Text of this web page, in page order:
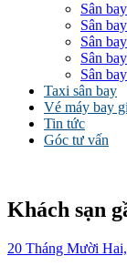
Sân
Sân
Sân
Sân
Sân
Taxi sân bay
Vé máy bay
Tin tức
Góc tư vấn
Khách sạn
20 Tháng Mười